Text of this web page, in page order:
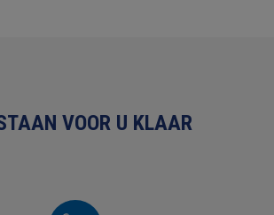
VOOR U KLAAR